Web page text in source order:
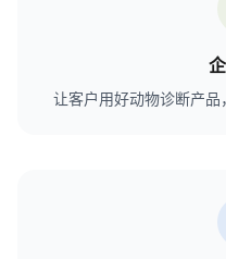
让客户用好动物诊断产